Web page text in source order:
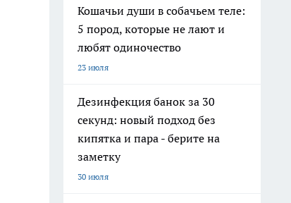
Кошачьи души в собачьем теле:
5 пород, которые не лают и
любят одиночество
23 июля
Дезинфекция банок за 30
секунд: новый подход без
кипятка и пара - берите на
заметку
30 июля